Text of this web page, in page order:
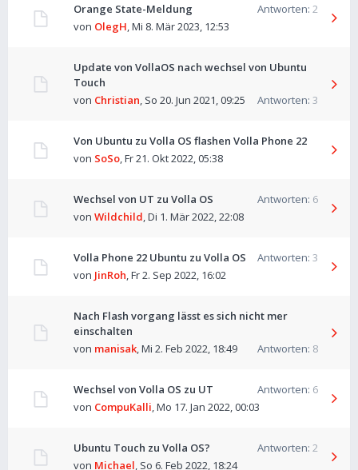
Orange State-Meldung Antworten: 2
von OlegH,Mi 8. Mär 2023, 12:53
Update von VollaOS nach wechsel von Ubuntu
Touch
Antworten: 3
von Christian, So 20. Jun 2021, 09:25
Von Ubuntu zu Volla OS flashen Volla Phone 22
von SoSo,Fr 21. Okt 2022, 05:38
Wechsel von UT zu Volla OS Antworten: 6
von Wildchild,Di 1. Mär 2022, 22:08
Volla Phone 22 Ubuntu zu Volla OS Antworten: 3
von JinRoh,Fr 2. Sep 2022, 16:02
Nach Flash vorgang lässt es sich nicht mer
einschalten
Antworten: 8
von manisak,Mi 2. Feb 2022, 18:49
Wechsel von Volla OS zu UT Antworten: 6
von CompuKalli,Mo 17. Jan 2022, 00:03
Ubuntu Touch zu Volla OS? Antworten: 2
von Michael, So 6. Feb 2022, 18:24